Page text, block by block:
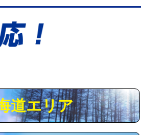
・埋め戻し作
グ鋼管・銅
44,000円
道エリア